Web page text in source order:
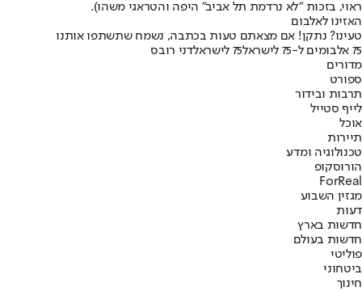
ראוי, בזכות "לא נרדמת תל אביב" היפה והטראגי משהו).
האזינו לאלבום
טעינו? נתקן! אם מצאתם טעות בכתבה, נשמח שתשתפו אותנו
75 אלבומים ל-75 לישראל
75 לישראל
דני רובס
מדורים
ספורט
תרבות ובידור
לייף סטייל
אוכל
תיירות
טכנולוגיה ומדע
הורוסקופ
ForReal
מגזין השבוע
דעות
חדשות בארץ
חדשות בעולם
פוליטי
ביטחוני
חינוך